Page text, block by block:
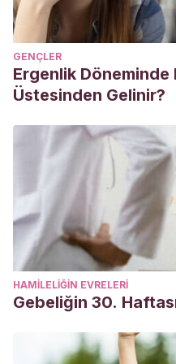
GENÇLER
Ergenlik Döneminde
Üstesinden Gelinir?
HAMILELIĞIN EVRELERI
Gebeliğin 30.